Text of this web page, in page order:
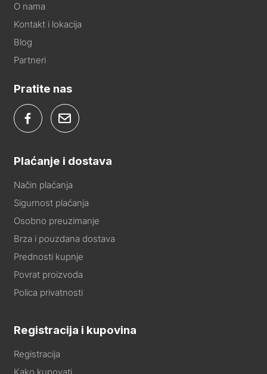
O nama
Kontakt i lokacija
Blog
Partneri
Pratite nas
Plaćanje i dostava
Način plaćanja
Sigurnost plaćanja
Osobno preuzimanje
Brza i pouzdana dostava
Prednosti kupnje
Povrat proizvoda
Polica privatnosti
Registracija i kupovina
Registracija